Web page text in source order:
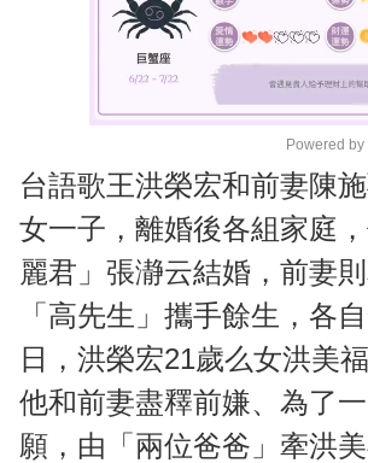
Powered by
台語歌王洪榮宏和前妻陳
女一子，離婚後各組家庭
麗君」張瀞云結婚，前妻
「高先生」攜手餘生，各
日，洪榮宏21歲么女洪美
他和前妻盡釋前嫌、為了
願，由「兩位爸爸」牽洪